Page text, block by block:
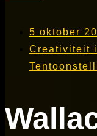
5 oktober
Creativiteit